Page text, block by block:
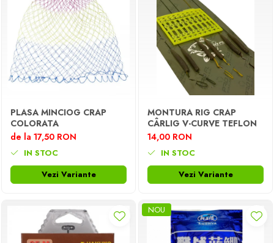
PLASA MINCIOG CRAP
COLORATA
de la 17,50 RON
IN STOC
Vezi Variante
MONTURA RIG CRAP
CÂRLIG V-CURVE TEFLON
14,00 RON
IN STOC
Vezi Variante
NOU